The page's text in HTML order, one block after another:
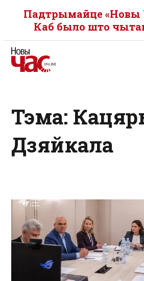
Падтрымайце «Новы
Каб было што
Тэма:
Дзяйкала